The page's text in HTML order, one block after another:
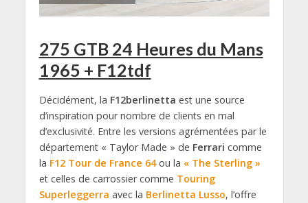
275 GTB 24 Heures du Mans
1965 + F12tdf
Décidément, la F12berlinetta est une source
d’inspiration pour nombre de clients en mal
d’exclusivité. Entre les versions agrémentées par le
département « Taylor Made » de Ferrari comme
la F12 Tour de France 64ou la « The Sterling »
et celles de carrossier comme Touring
Superleggerra avec la Berlinetta Lusso, l’offre